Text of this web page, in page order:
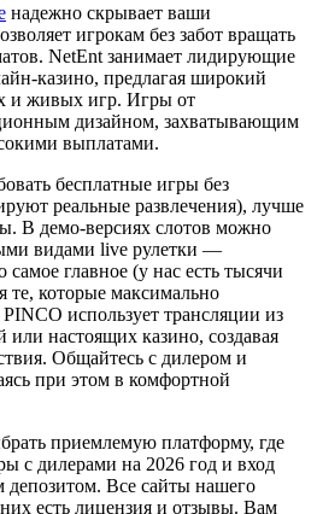
надежно скрывает ваши
игрокам без забот вращать
NetEnt занимает лидирующие
казино, предлагая широкий
и живых игр. Игры от
дизайном, захватывающим
выплатами.
бесплатные игры без
реальные развлечения), лучше
В демо-версиях слотов можно
видами live рулетки —
главное (у нас есть тысячи
те, которые максимально
использует трансляции из
или настоящих казино, создавая
Общайтесь с дилером и
при этом в комфортной
приемлемую платформу, где
с дилерами на 2026 год и вход
Все сайты нашего
есть лицензия и отзывы. Вам